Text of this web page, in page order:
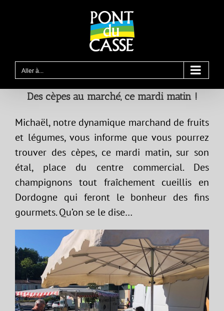
Aller à...
Des cèpes au marché, ce mardi matin !
Michaël, notre dynamique marchand de fruits
et légumes, vous informe que vous pourrez
trouver des cèpes, ce mardi matin, sur son
étal, place du centre commercial. Des
champignons tout fraîchement cueillis en
Dordogne qui feront le bonheur des fins
gourmets. Qu’on se le dise…